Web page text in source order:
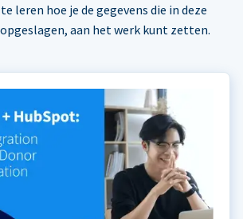
leren hoe je de gegevens die in deze
aan het werk kunt zetten.